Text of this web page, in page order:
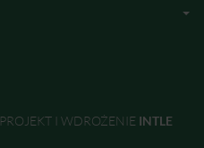
PROJEKT I WDROŻENIE INTLE